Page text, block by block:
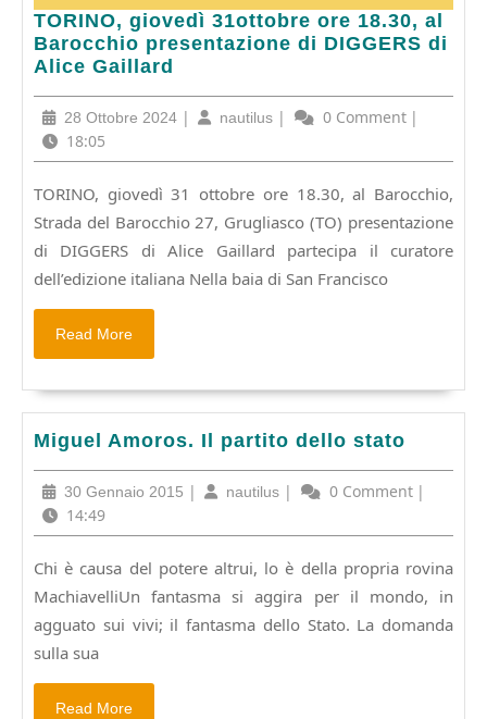
TORINO, giovedì 31ottobre ore 18.30, al
Barocchio presentazione di DIGGERS di
Alice Gaillard
TORINO,
giovedì
31ottobre
18.30,
al
Barocchio
di
DIGGERS
di
Alice
28 Ottobre 2024 28
2024
| nautilus nautilus
| 0 Comment |
18:05
TORINO, giovedì 31 ottobre ore 18.30, al Barocchio,
Strada del Barocchio 27, Grugliasco (TO) presentazione
di DIGGERS di Alice Gaillard partecipa il curatore
dell’edizione italiana Nella baia di San Francisco
Read More
Miguel Amoros. Il partito dello stato
Miguel
Il
partito
dello
30 Gennaio 2015 30
2015
| nautilus nautilus
| 0 Comment |
14:49
Chi è causa del potere altrui, lo è della propria rovina
MachiavelliUn fantasma si aggira per il mondo, in
agguato sui vivi; il fantasma dello Stato. La domanda
sulla sua
Read More